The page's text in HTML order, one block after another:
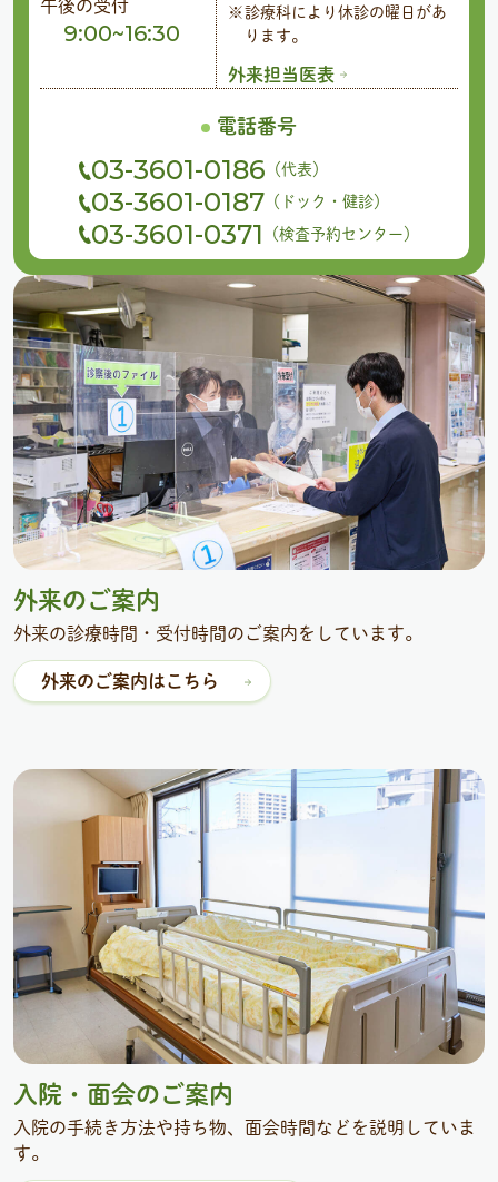
午後の受付
9:00~16:30
診療科により休診の曜日があ
ります。
外来担当医表
電話番号
03-3601-0186 （代表）
03-3601-0187 （ドック・健診）
03-3601-0371 （検査予約センター）
外来のご案内
外来の診療時間・受付時間のご案内をしています。
外来のご案内はこちら
入院・面会のご案内
入院の手続き方法や持ち物、面会時間などを説明していま
す。